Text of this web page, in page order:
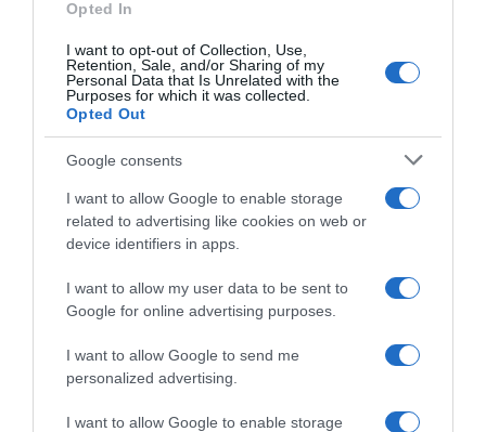
Opted In
I want to opt-out of Collection, Use,
Retention, Sale, and/or Sharing of my
Personal Data that Is Unrelated with the
Purposes for which it was collected.
Opted Out
Google consents
I want to allow Google to enable storage
related to advertising like cookies on web or
device identifiers in apps.
I want to allow my user data to be sent to
Google for online advertising purposes.
I want to allow Google to send me
personalized advertising.
I want to allow Google to enable storage
ΠΟΛΙΤΙΚΗ
Άδωνις Γεωργιάδης: Γεγονός η αναγέννηση
της ναυπηγικής βιομηχανίας της Ελλάδας